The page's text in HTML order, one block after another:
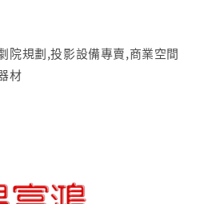
院規劃,投影設備專賣,商業空間
材